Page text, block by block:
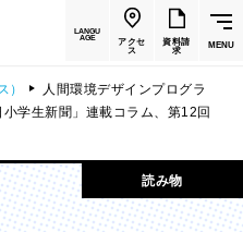
LANGU
AGE
アクセ
ス
資料請
求
MENU
）
人間環境デザインプログラ
学生新聞」連載コラム、第12回
読み物